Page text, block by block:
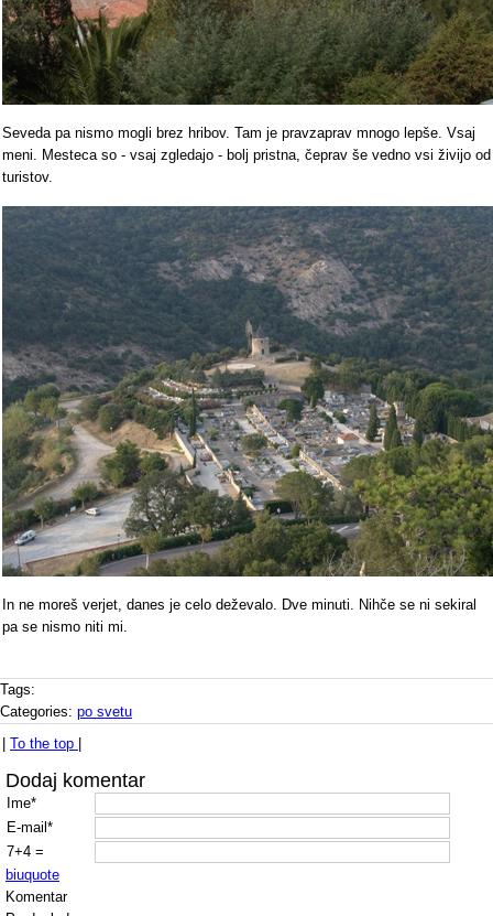
Seveda pa nismo mogli brez hribov. Tam je pravzaprav mnogo lepše. Vsaj
meni. Mesteca so - vsaj zgledajo - bolj pristna, čeprav še vedno vsi živijo od
turistov.
In ne moreš verjet, danes je celo deževalo. Dve minuti. Nihče se ni sekiral
pa se nismo niti mi.
Tags:
Categories: po svetu
To the top
Dodaj komentar
Ime*
E-mail*
7+4 =
biuquote
Komentar